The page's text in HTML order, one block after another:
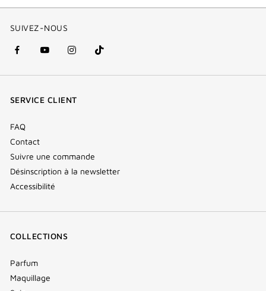
SUIVEZ-NOUS
facebook
(nouvelle
youtube
(nouvelle
instagram
(nouvelle
Tik
Tok
SERVICE CLIENT
FAQ
Contact
Suivre une commande
Désinscription à la newsletter
Accessibilité
COLLECTIONS
Parfum
Maquillage